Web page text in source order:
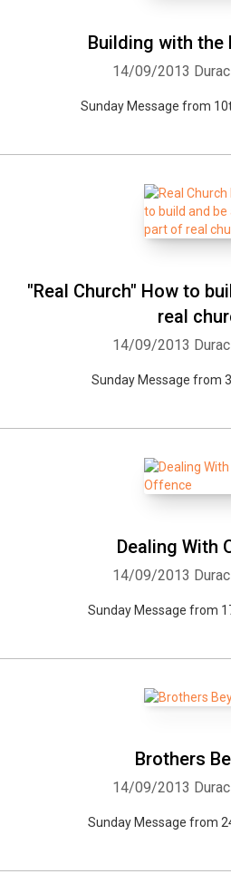
Building with the
14/09/2013
Sunday Message from
"Real Church" How to
real
14/09/2013
Sunday Message from
Dealing With
14/09/2013
Sunday Message from
Brothers
14/09/2013
Sunday Message from
Whatsapp Facebook